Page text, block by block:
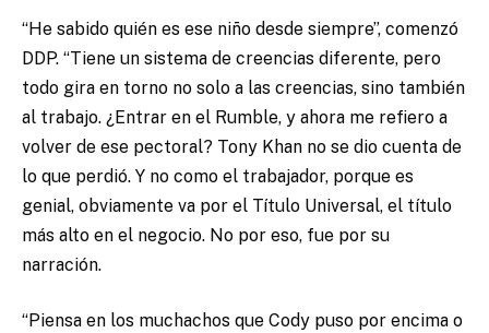
“He sabido quién es ese niño desde siempre”, comenzó
DDP. “Tiene un sistema de creencias diferente, pero
todo gira en torno no solo a las creencias, sino también
al trabajo. ¿Entrar en el Rumble, y ahora me refiero a
volver de ese pectoral? Tony Khan no se dio cuenta de
lo que perdió. Y no como el trabajador, porque es
genial, obviamente va por el Título Universal, el título
más alto en el negocio. No por eso, fue por su
narración.
“Piensa en los muchachos que Cody puso por encima o